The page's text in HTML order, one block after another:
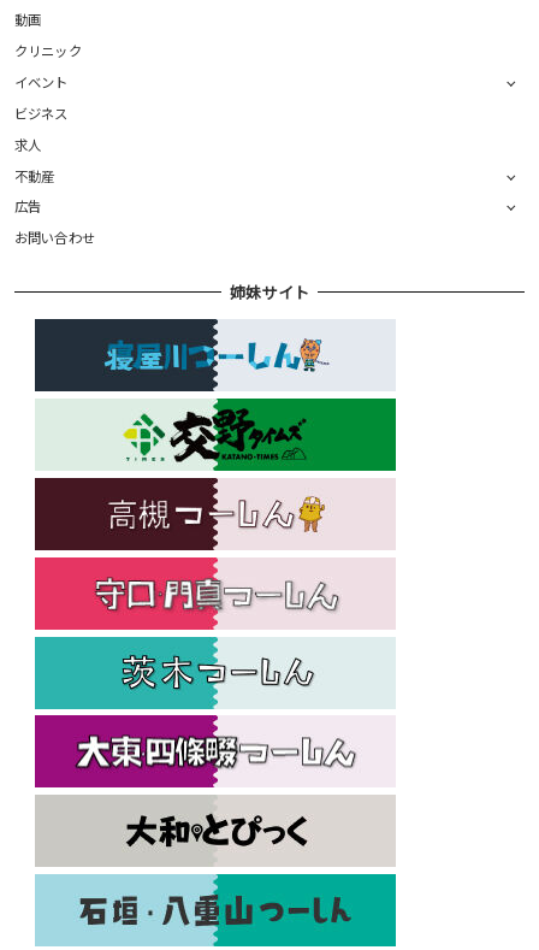
動画
クリニック
イベント
ビジネス
求人
不動産
広告
お問い合わせ
姉妹サイト